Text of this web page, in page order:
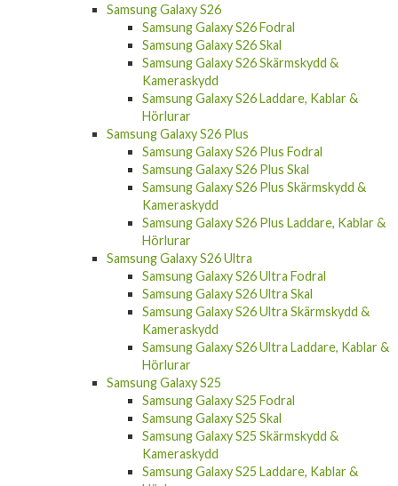
Samsung Galaxy S26
Samsung Galaxy S26 Fodral
Samsung Galaxy S26 Skal
Samsung Galaxy S26 Skärmskydd &
Kameraskydd
Samsung Galaxy S26 Laddare, Kablar &
Hörlurar
Samsung Galaxy S26 Plus
Samsung Galaxy S26 Plus Fodral
Samsung Galaxy S26 Plus Skal
Samsung Galaxy S26 Plus Skärmskydd &
Kameraskydd
Samsung Galaxy S26 Plus Laddare, Kablar &
Hörlurar
Samsung Galaxy S26 Ultra
Samsung Galaxy S26 Ultra Fodral
Samsung Galaxy S26 Ultra Skal
Samsung Galaxy S26 Ultra Skärmskydd &
Kameraskydd
Samsung Galaxy S26 Ultra Laddare, Kablar &
Hörlurar
Samsung Galaxy S25
Samsung Galaxy S25 Fodral
Samsung Galaxy S25 Skal
Samsung Galaxy S25 Skärmskydd &
Kameraskydd
Samsung Galaxy S25 Laddare, Kablar &